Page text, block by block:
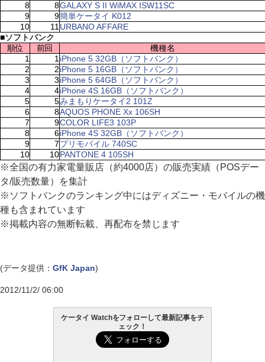
8
8GALAXY S II WiMAX ISW11SC
9
9簡単ケータイ K012
10
11 URBANO AFFARE
■ソフトバンク
順位
前回
機種名
1
1 iPhone 5 32GB（ソフトバンク）
2
2iPhone 5 16GB（ソフトバンク）
3
3iPhone 5 64GB（ソフトバンク）
4
4iPhone 4S 16GB（ソフトバンク）
5
5みまもりケータイ2 101Z
6
8AQUOS PHONE Xx 106SH
7
9COLOR LIFE3 103P
8
6iPhone 4S 32GB（ソフトバンク）
9
7プリモバイル 740SC
10
10PANTONE 4 105SH
※全国の有力家電量販店（約4000店）の販売実績（POSデー
タ/販売数量）を集計
※ソフトバンクのランキング中にはディズニー・モバイルの機
種も含まれています
※掲載内容の無断転載、再配布を禁じます
(データ提供： GfK Japan)
2012/11/2/ 06:00
ケータイ Watchをフォローして最新記事をチ
ェック！